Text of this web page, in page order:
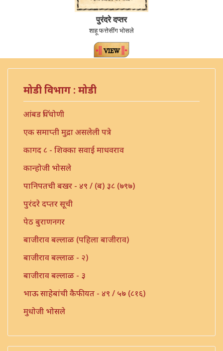
पुरंदरे दप्तर
शाहू फत्तेसींग भोसले
मोडी विभाग : मोडी
आंबड चिंचोणी
एक समाप्ती मुद्रा असलेली पत्रे
कागद ८ - शिक्का सवाई माधवराव
कान्होजी भोसले
पानिपतची बखर - ४९ / (ब) ३८ (७९७)
पुरंदरे दप्तर सूची
पेठ बुराणनगर
बाजीराव बल्लाळ (पहिला बाजीराव)
बाजीराव बल्लाळ - २)
बाजीराव बल्लाळ - ३
भाऊ साहेबांची कैफीयत - ४९ / ५७ (८१६)
मुधोजी भोसले
मौजे कणी पो. इंदापूर